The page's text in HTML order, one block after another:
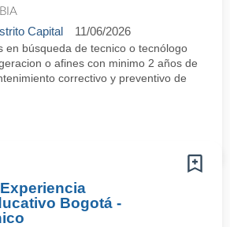
Capital 11/06/2026
en búsqueda de tecnico o tecnólogo
o afines con minimo 2 años de
correctivo y preventivo de
Bogotá -